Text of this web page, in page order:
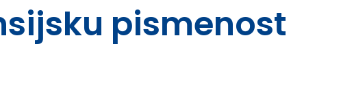
pismenost